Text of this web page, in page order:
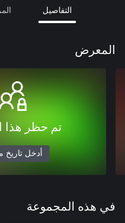
التفاصيل
المعرض
تم حظر هذا
أدخل تاريخ
في هذه المجموعة